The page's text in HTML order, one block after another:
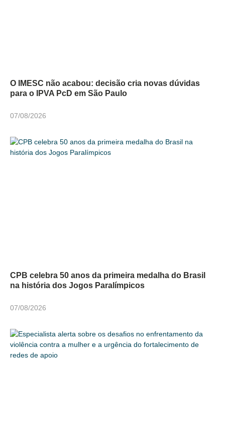
O IMESC não acabou: decisão cria novas dúvidas
para o IPVA PcD em São Paulo
07/08/2026
CPB celebra 50 anos da primeira medalha do Brasil
na história dos Jogos Paralímpicos
07/08/2026